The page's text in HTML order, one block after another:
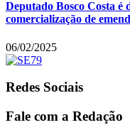
Deputado Bosco Costa é
comercialização de
06/02/2025
Redes Sociais
Fale com a Redação